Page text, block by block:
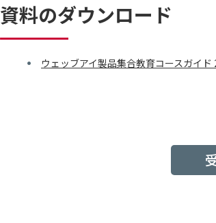
資料のダウンロード
ウェッブアイ製品集合教育コースガイド